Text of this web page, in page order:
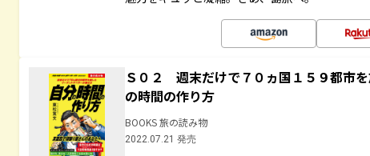
Ｓ０２ 週末だけで７０ヵ国１５９都市
の時間の作り方
BOOKS 旅の読み物
2022.07.21 発売